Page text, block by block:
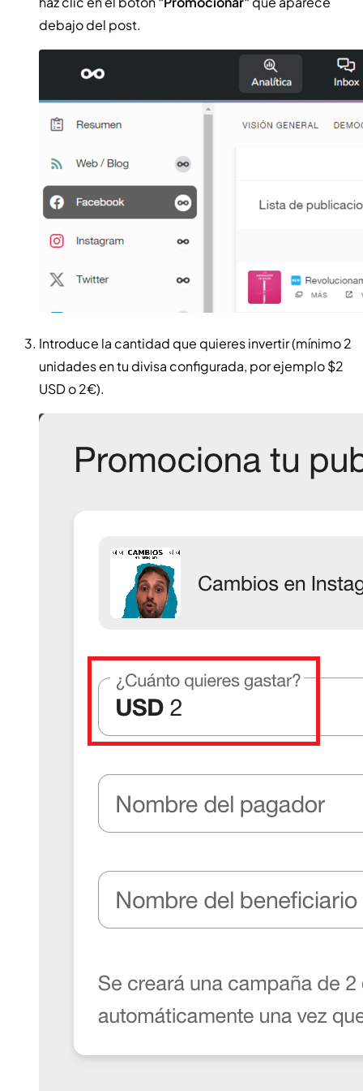
debajo del post.
Introduce la cantidad que quieres invertir (mínimo 2
unidades en tu divisa configurada, por ejemplo $2
USD o 2€).